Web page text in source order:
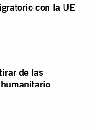
con la UE
de las